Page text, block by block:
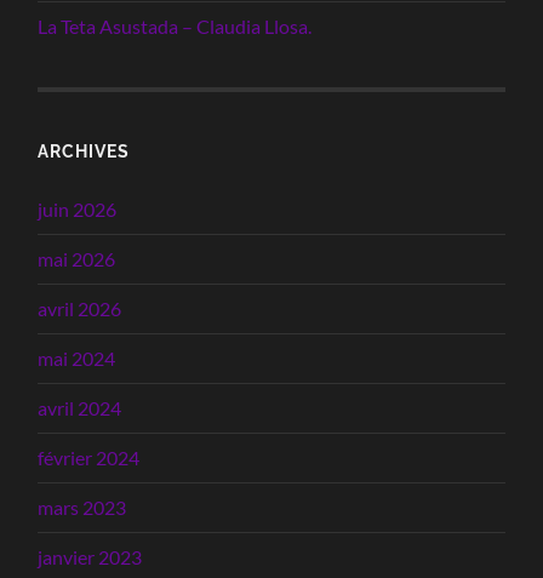
La Teta Asustada – Claudia Llosa.
ARCHIVES
juin 2026
mai 2026
avril 2026
mai 2024
avril 2024
février 2024
mars 2023
janvier 2023